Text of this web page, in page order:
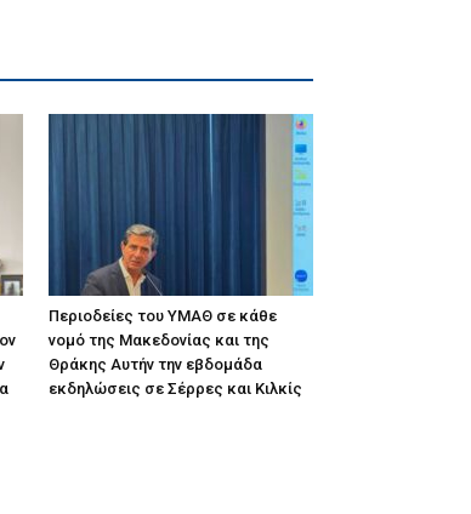
Περιοδείες του ΥΜΑΘ σε κάθε
νομό της Μακεδονίας και της
Θράκης Αυτήν την εβδομάδα
εκδηλώσεις σε Σέρρες και Κιλκίς